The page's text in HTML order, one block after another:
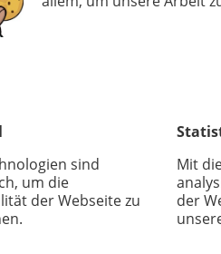
sind
um die
der Webseite zu
Mit
der
Video auf Dich. Bitte
Hardt
Gladbach